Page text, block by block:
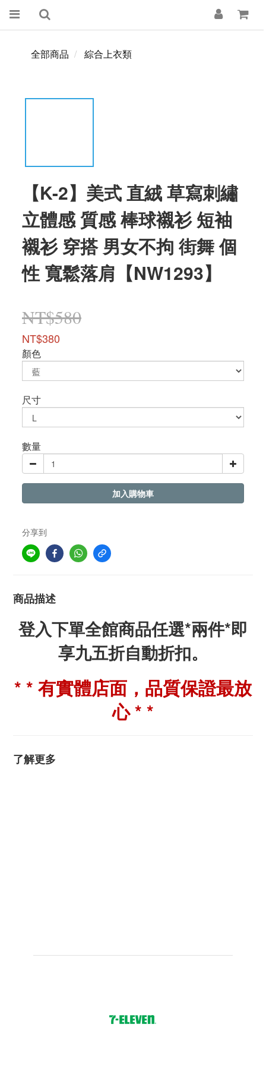
全部商品 綜合上衣類
【K-2】美式 直絨 草寫刺繡
立體感 質感 棒球襯衫 短袖
襯衫 穿搭 男女不拘 街舞 個
性 寬鬆落肩【NW1293】
NT$580
NT$380
顏色
尺寸
數量
加入購物車
分享到
商品描述
登入下單全館商品任選*兩件*即
享九五折自動折扣。
* * 有實體店面，品質保證最放
心 * *
了解更多